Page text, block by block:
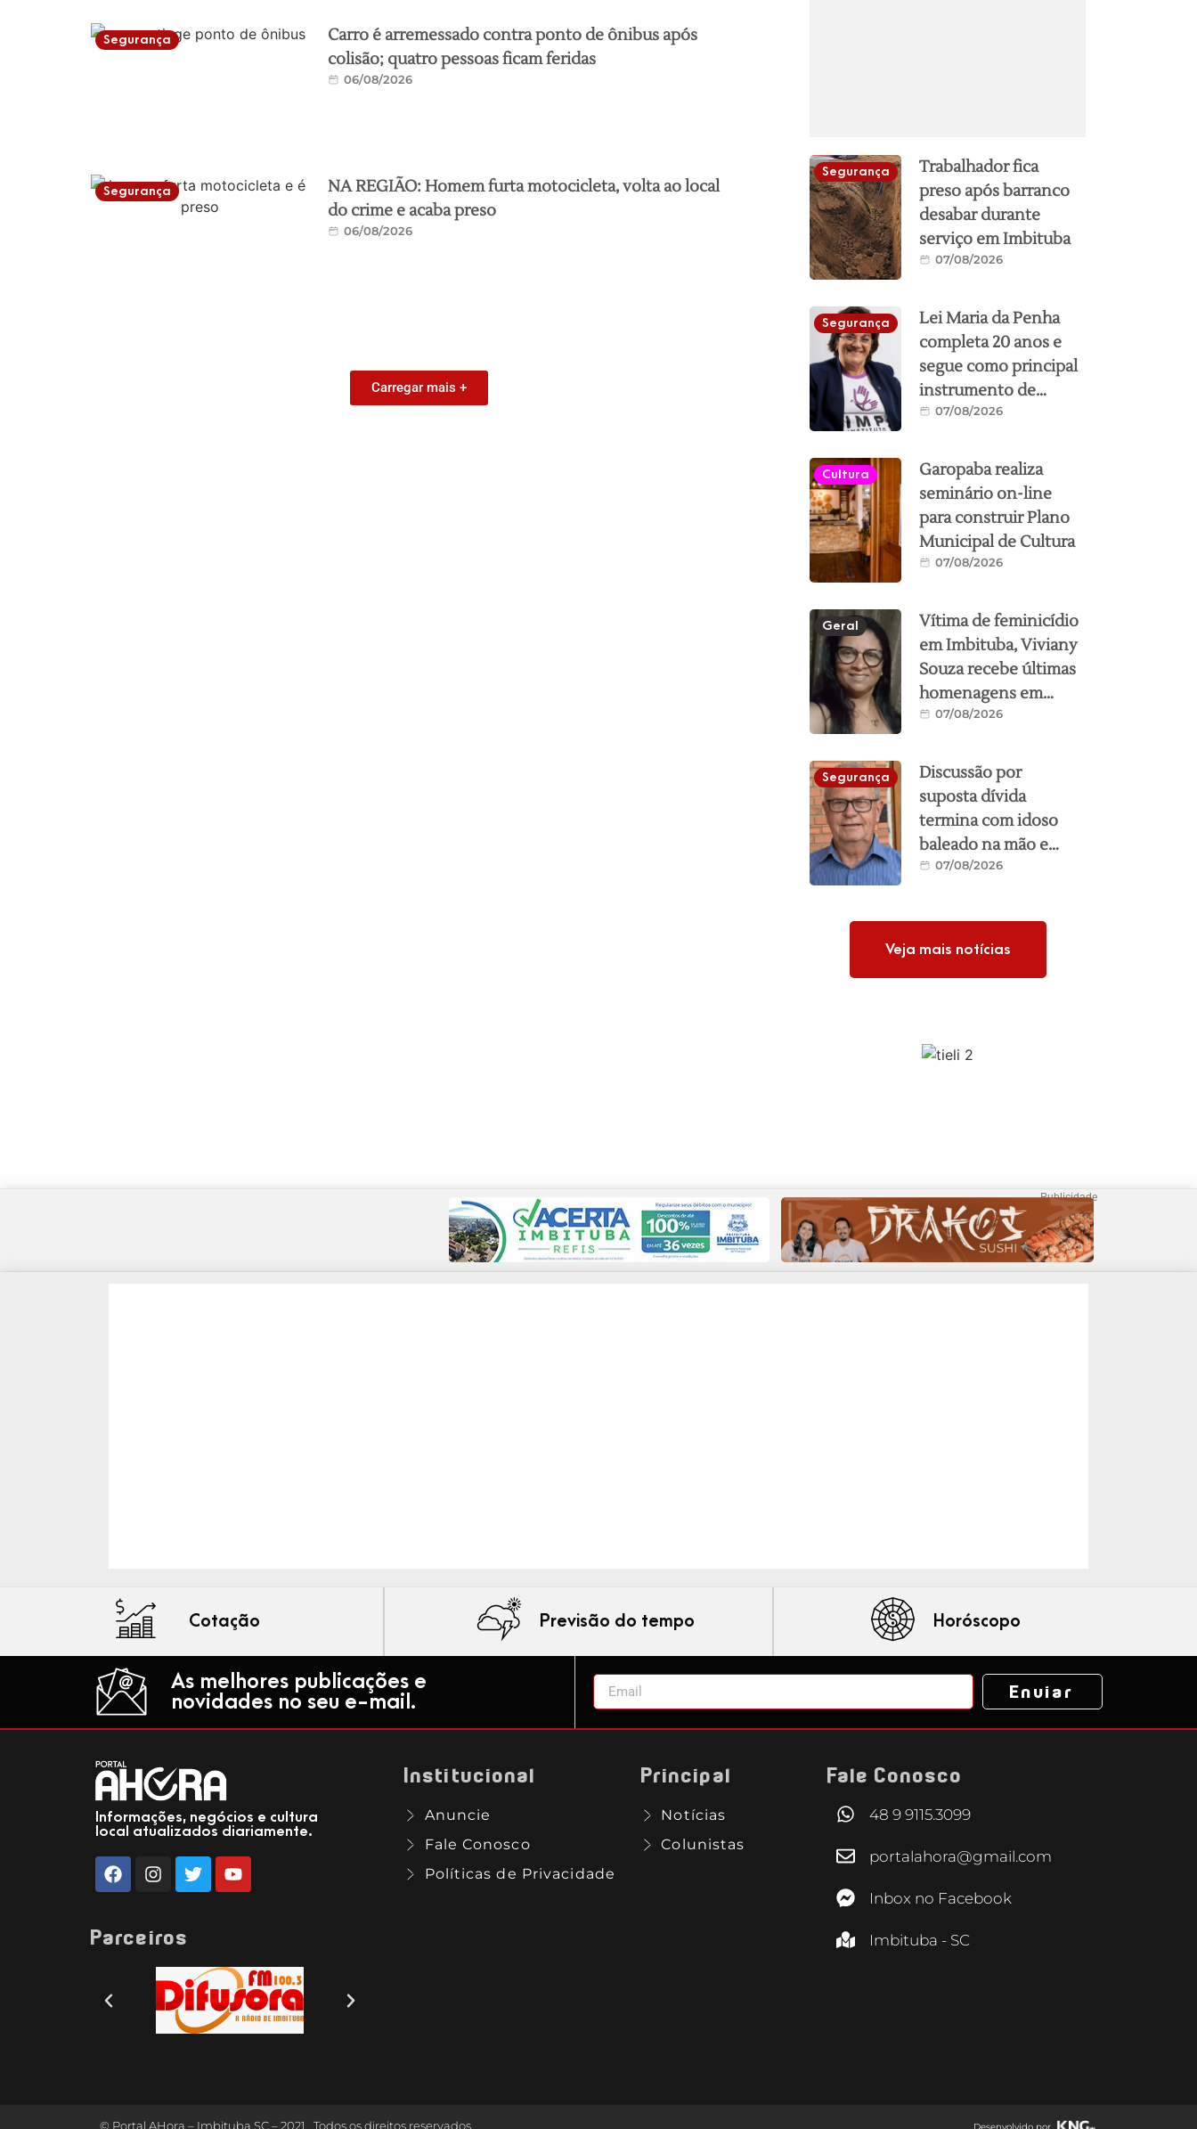
Segurança
Carro é arremessado contra ponto de ônibus após
colisão; quatro pessoas ficam feridas
06/08/2026
Segurança
NA REGIÃO: Homem furta motocicleta, volta ao local
do crime e acaba preso
06/08/2026
Carregar mais +
Segurança
Trabalhador fica
preso após barranco
desabar durante
serviço em Imbituba
07/08/2026
Segurança
Lei Maria da Penha
completa 20 anos e
segue como principal
instrumento de
proteção às mulheres
direitos
07/08/2026
Cultura
Garopaba realiza
seminário on-line
para construir Plano
Municipal de Cultura
07/08/2026
Geral
Vítima de feminicídio
em Imbituba, Viviany
Souza recebe últimas
homenagens em
Mato Grosso
07/08/2026
Segurança
Discussão por
suposta dívida
termina com idoso
baleado na mão e
morto com a própria
07/08/2026
Veja mais notícias
Publicidade
Cotação Previsão do tempo Horóscopo
As melhores publicações e
novidades no seu e-mail.
Enviar
Informações, negócios e cultura
local atualizados diariamente.
Parceiros
Institucional
Anuncie
Fale Conosco
Políticas de Privacidade
Principal
Notícias
Colunistas
Fale Conosco
48 9 9115.3099
portalahora@gmail.com
Inbox no Facebook
Imbituba - SC
© Portal AHora – Imbituba SC – 2021 . Todos os direitos reservados. Desenvolvido por